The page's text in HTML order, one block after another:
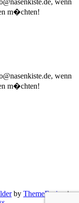
m�chten!
wenn
m�chten!
by ThemeFusion|